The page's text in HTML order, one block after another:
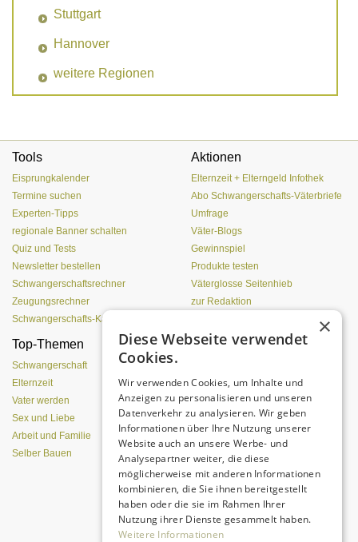
Stuttgart
Hannover
weitere Regionen
Tools
Eisprungkalender
Termine suchen
Experten-Tipps
regionale Banner schalten
Quiz und Tests
Newsletter bestellen
Schwangerschaftsrechner
Zeugungsrechner
Schwangerschafts-Kalender
Aktionen
Elternzeit + Elterngeld Infothek
Abo Schwangerschafts-Väterbriefe
Umfrage
Väter-Blogs
Gewinnspiel
Produkte testen
Väterglosse Seitenhieb
zur Redaktion
Top-Themen
Schwangerschaft
Elternzeit
Vater werden
Sex und Liebe
Arbeit und Familie
Selber Bauen
Was Pubertierende an
Eine entspannte Atmosphäre trotz
Pubertät?
×
Diese Webseite verwendet
Cookies.
Wir verwenden Cookies, um Inhalte und
Anzeigen zu personalisieren und unseren
Datenverkehr zu analysieren. Wir geben
Informationen über Ihre Nutzung unserer
Website auch an unsere Werbe- und
Analysepartner weiter, die diese
möglicherweise mit anderen Informationen
kombinieren, die Sie ihnen bereitgestellt
haben oder die sie im Rahmen Ihrer
Nutzung ihrer Dienste gesammelt haben.
Weitere Informationen